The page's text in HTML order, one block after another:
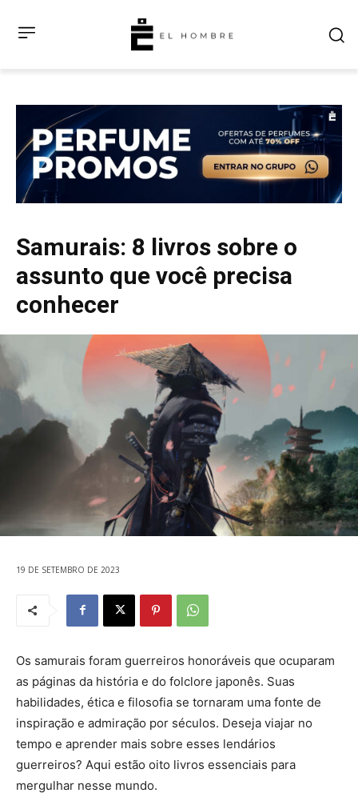
Samurais: 8 livros sobre o
assunto que você precisa
conhecer
19 DE SETEMBRO DE 2023
Os samurais foram guerreiros honoráveis que ocuparam
as páginas da história e do folclore japonês. Suas
habilidades, ética e filosofia se tornaram uma fonte de
inspiração e admiração por séculos. Deseja viajar no
tempo e aprender mais sobre esses lendários
guerreiros? Aqui estão oito livros essenciais para
mergulhar nesse mundo.